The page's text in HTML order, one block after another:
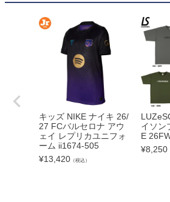
キッズ NIKE ナイキ 26/
27 FCバルセロナ アウ
ェイ レプリカユニフォ
ーム ii1674-505
¥13,420 （税込）
イソン
E
¥8,250